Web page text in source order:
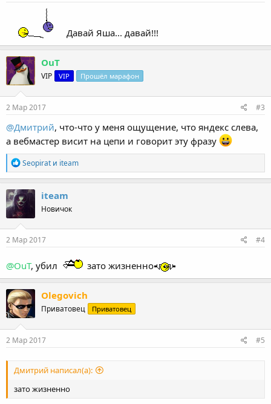
Давай Яша... давай!!!
OuT
VIP VIP Прошёл марафон
2 Мар 2017 #3
@Дмитрий, что-что у меня ощущение, что яндекс слева,
а вебмастер висит на цепи и говорит эту фразу
Р
е
а
к
ц
и
и
:
Seopirat и iteam
iteam
Новичок
2 Мар 2017 #4
@OuT, убил зато жизненно
Olegovich
Приватовец Приватовец
2 Мар 2017 #5
Дмитрий написал(а):
зато жизненно